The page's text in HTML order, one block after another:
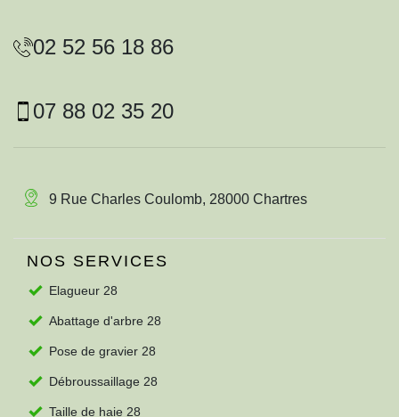
02 52 56 18 86
07 88 02 35 20
9 Rue Charles Coulomb, 28000 Chartres
NOS SERVICES
Elagueur 28
Abattage d'arbre 28
Pose de gravier 28
Débroussaillage 28
Taille de haie 28